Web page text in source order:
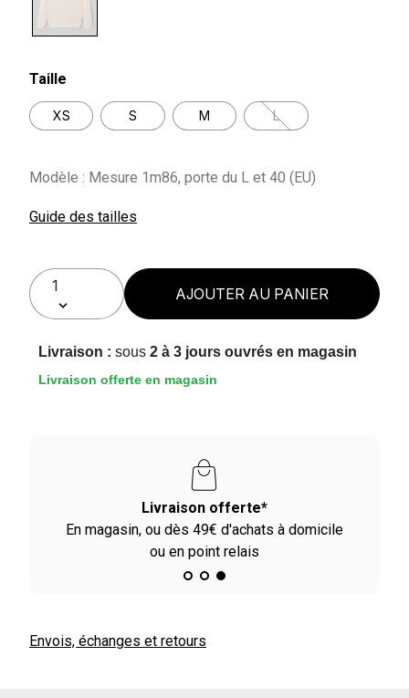
Taille
XS S M L
Modèle : Mesure 1m86, porte du L et 40 (EU)
Guide des tailles
AJOUTER AU PANIER
Livraison : sous 2 à 3 jours ouvrés en magasin
Livraison offerte en magasin
d'achats à domicile
Paiement en 2X - 3X
Avec Paypal et dès 60€
Envois, échanges et retours